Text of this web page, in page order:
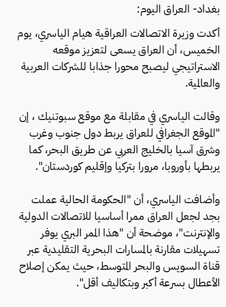
بغداد- العراق اليوم:
أكدت وزيرة الاتصالات العراقية هيام الياسري، يوم
الخميس، أن العراق يسعى لتعزيز موقعه
الاستراتيجي ليصبح محورا جذابا للشركات العربية
والعالمية.
وقالت الياسري في مقابلة مع موقع سبوتنيك ، إن
"الموقع الجغرافي للعراق يربط دول جنوب وغرب
وشرق آسيا بالخليج العربي عن طريق البحر، كما
يربطها بأوروبا، مرورا بتركيا وإقليم كوردستان".
وأضافت الياسري، أن "الحكومة الحالية عملت
بجد لجعل العراق ممرا أساسيا للاتصالات الدولية
والإنترنت"، موضحة أن "هذا الممر البري يوفر
تسهيلات مقارنة بالمسارات البحرية التقليدية عبر
قناة السويس والبحر المتوسط، حيث يمكن إصلاح
الأعطال بسرعة أكبر وبتكاليف أقل".